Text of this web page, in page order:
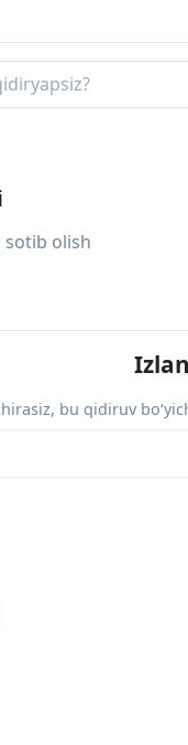
sotib olish
bu qidiruv